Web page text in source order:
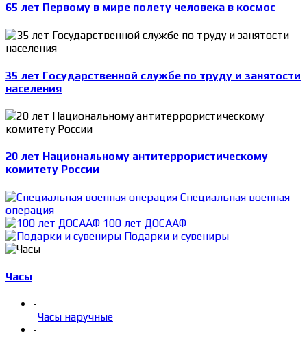
65 лет Первому в мире полету человека в космос
35 лет Государственной службе по труду и занятости
населения
20 лет Национальному антитеррористическому
комитету России
Специальная военная
операция
100 лет ДОСААФ
Подарки и сувениры
Часы
-
Часы наручные
-